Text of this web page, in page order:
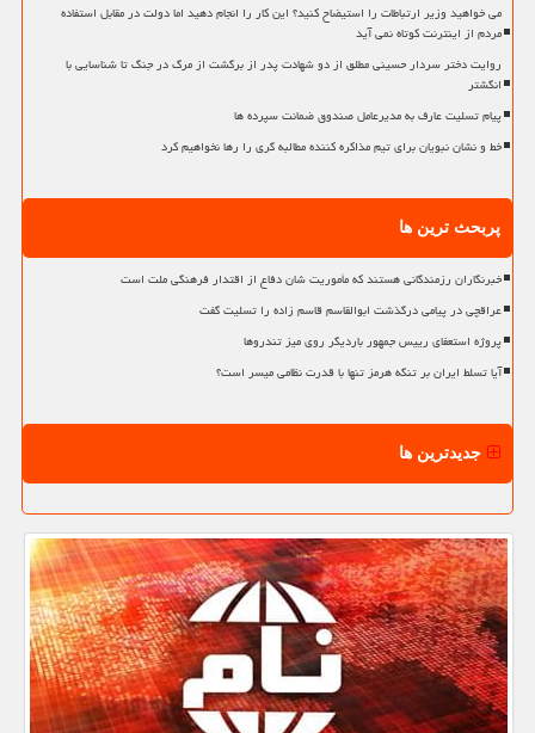
می خواهید وزیر ارتباطات را استیضاح کنید؟ این کار را انجام دهید اما دولت در مقابل استفاده
مردم از اینترنت کوتاه نمی آید
روایت دختر سردار حسینی مطلق از دو شهادت پدر از برگشت از مرگ در جنگ تا شناسایی با
انگشتر
پیام تسلیت عارف به مدیرعامل صندوق ضمانت سپرده ها
خط و نشان نبویان برای تیم مذاکره کننده مطالبه گری را رها نخواهیم کرد
پربحث ترین ها
خبرنگاران رزمندگانی هستند که مأموریت شان دفاع از اقتدار فرهنگی ملت است
عراقچی در پیامی درگذشت ابوالقاسم قاسم زاده را تسلیت گفت
پروژه استعفای رییس جمهور باردیگر روی میز تندروها
آیا تسلط ایران بر تنگه هرمز تنها با قدرت نظامی میسر است؟
جدیدترین ها